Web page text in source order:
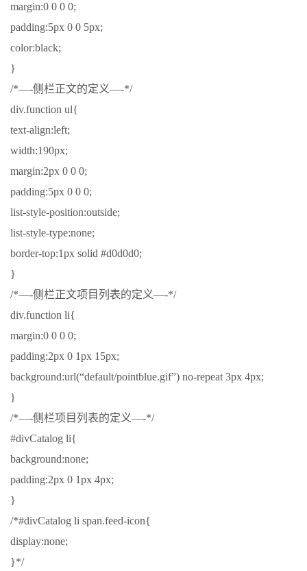
margin:0 0 0 0;
padding:5px 0 0 5px;
color:black;
}
/*—-侧栏正文的定义—-*/
div.function ul{
text-align:left;
width:190px;
margin:2px 0 0 0;
padding:5px 0 0 0;
list-style-position:outside;
list-style-type:none;
border-top:1px solid #d0d0d0;
}
/*—-侧栏正文项目列表的定义—-*/
div.function li{
margin:0 0 0 0;
padding:2px 0 1px 15px;
background:url(“default/pointblue.gif”) no-repeat 3px 4px;
}
/*—-侧栏项目列表的定义—-*/
#divCatalog li{
background:none;
padding:2px 0 1px 4px;
}
/*#divCatalog li span.feed-icon{
display:none;
}*/